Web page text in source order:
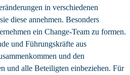
in verschiedenen
diese annehmen. Besonders
ein Change-Team zu formen.
und Führungskräfte aus
und den
und alle Beteiligten einbeziehen. Für